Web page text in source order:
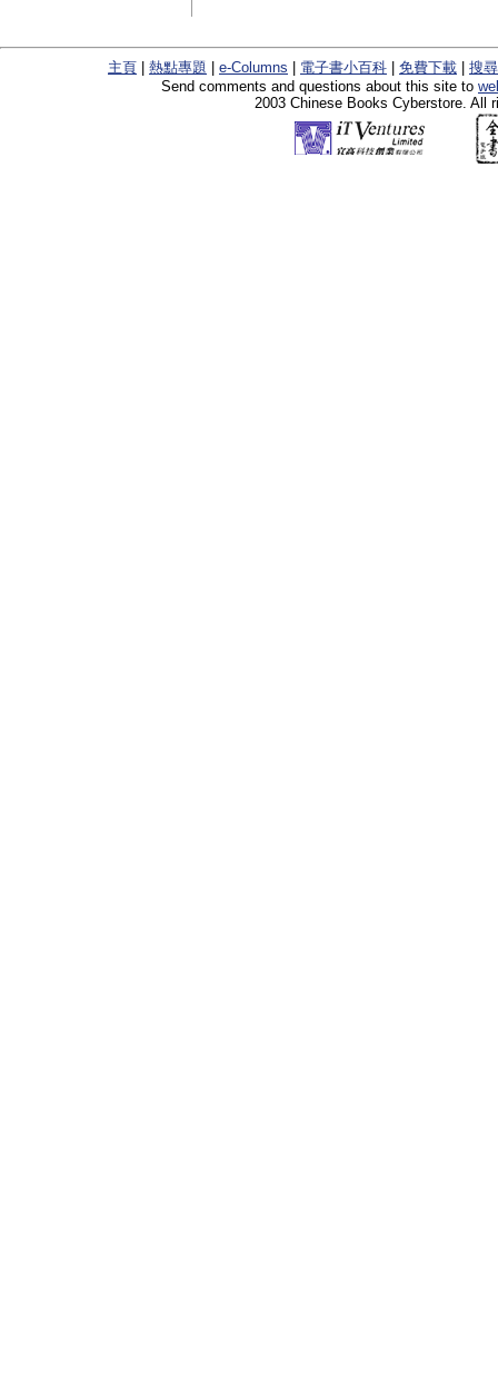
主頁 熱點專題 e-Columns 電子書小百科 免費下載
搜
Send comments and questions about this site to
2003 Chinese Books Cyberstore. All